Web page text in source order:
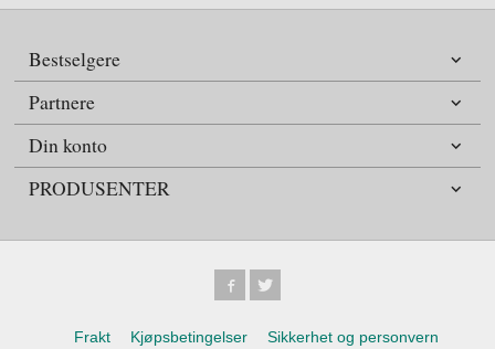
Bestselgere
Partnere
Din konto
PRODUSENTER
Frakt Kjøpsbetingelser Sikkerhet og personvern